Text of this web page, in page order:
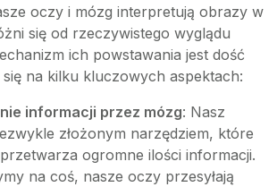
oczy i mózg interpretują obrazy w
się od rzeczywistego wyglądu
ich powstawania jest dość
się na kilku kluczowych aspektach:
informacji przez mózg: Nasz
złożonym narzędziem, które
ogromne ilości informacji.
na coś, nasze oczy przesyłają